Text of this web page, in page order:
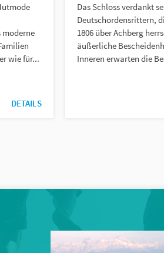
moderne
wie für...
DETAILS
Das Schloss verdankt
Deutschordensrittern,
1806 über Achberg
äußerliche
Inneren erwarten die